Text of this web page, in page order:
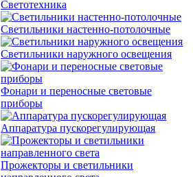
Светотехника
Светильники настенно-потолочные
Светильники наружного освещения
Фонари и переносные световые
приборы
Аппаратура пускорегулирующая
Прожекторы и светильники